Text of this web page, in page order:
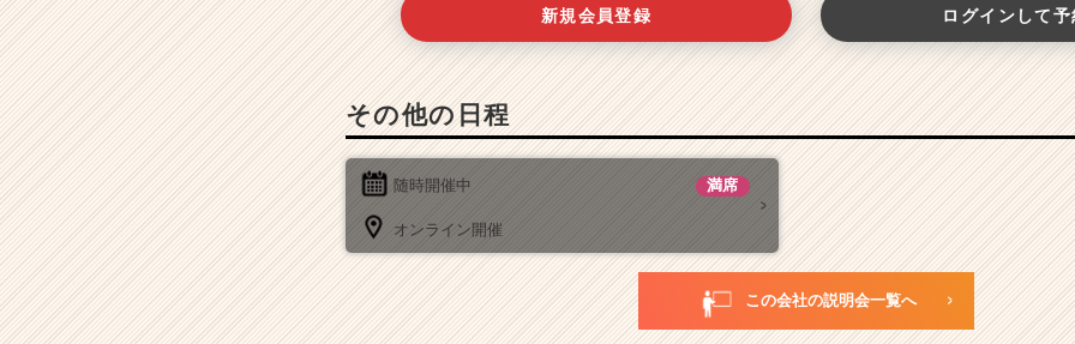
新規会員登録 ログインして
その他の日程
随時開催中 満席
オンライン開催
この会社の説明会一覧へ